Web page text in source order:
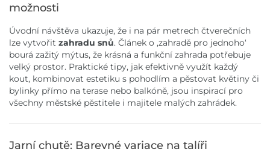
možnosti
Úvodní návštěva ukazuje, že i na pár metrech čtverečních
lze vytvořit zahradu snů. Článek o ,zahradě pro jednoho‘
bourá zažitý mýtus, že krásná a funkční zahrada potřebuje
velký prostor. Praktické tipy, jak efektivně využít každý
kout, kombinovat estetiku s pohodlím a pěstovat květiny či
bylinky přímo na terase nebo balkóně, jsou inspirací pro
všechny městské pěstitele i majitele malých zahrádek.
Jarní chutě: Barevné variace na talíři